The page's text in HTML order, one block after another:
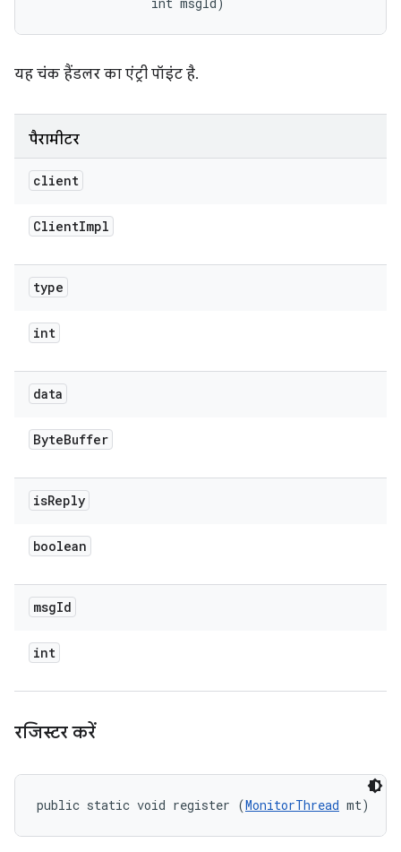
यह चंक हैंडलर का एंट्री पॉइंट है.
पैरामीटर
client
ClientImpl
type
int
data
ByteBuffer
isReply
boolean
msgId
int
रजिस्टर करें
public static void register (MonitorThread mt)